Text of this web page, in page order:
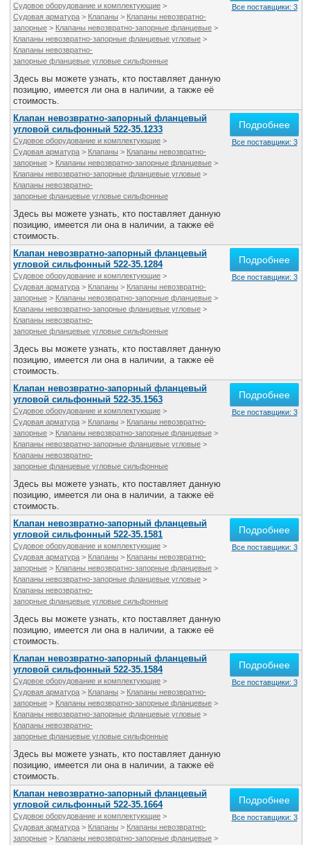
Судовое оборудование и комплектующие >
Судовая арматура > Клапаны > Клапаны невозвратно-
запорные > Клапаны невозвратно-запорные фланцевые >
Клапаны невозвратно-запорные фланцевые угловые >
Клапаны невозвратно-
запорные фланцевые угловые сильфонные
Здесь вы можете узнать, кто поставляет данную
позицию, имеется ли она в наличии, а также её
стоимость.
Все поставщики: 3
Клапан невозвратно-запорный фланцевый
угловой сильфонный 522-35.1233
Судовое оборудование и комплектующие >
Судовая арматура > Клапаны > Клапаны невозвратно-
запорные > Клапаны невозвратно-запорные фланцевые >
Клапаны невозвратно-запорные фланцевые угловые >
Клапаны невозвратно-
запорные фланцевые угловые сильфонные
Здесь вы можете узнать, кто поставляет данную
позицию, имеется ли она в наличии, а также её
стоимость.
Подробнее
Все поставщики: 3
Клапан невозвратно-запорный фланцевый
угловой сильфонный 522-35.1284
Судовое оборудование и комплектующие >
Судовая арматура > Клапаны > Клапаны невозвратно-
запорные > Клапаны невозвратно-запорные фланцевые >
Клапаны невозвратно-запорные фланцевые угловые >
Клапаны невозвратно-
запорные фланцевые угловые сильфонные
Здесь вы можете узнать, кто поставляет данную
позицию, имеется ли она в наличии, а также её
стоимость.
Подробнее
Все поставщики: 3
Клапан невозвратно-запорный фланцевый
угловой сильфонный 522-35.1563
Судовое оборудование и комплектующие >
Судовая арматура > Клапаны > Клапаны невозвратно-
запорные > Клапаны невозвратно-запорные фланцевые >
Клапаны невозвратно-запорные фланцевые угловые >
Клапаны невозвратно-
запорные фланцевые угловые сильфонные
Здесь вы можете узнать, кто поставляет данную
позицию, имеется ли она в наличии, а также её
стоимость.
Подробнее
Все поставщики: 3
Клапан невозвратно-запорный фланцевый
угловой сильфонный 522-35.1581
Судовое оборудование и комплектующие >
Судовая арматура > Клапаны > Клапаны невозвратно-
запорные > Клапаны невозвратно-запорные фланцевые >
Клапаны невозвратно-запорные фланцевые угловые >
Клапаны невозвратно-
запорные фланцевые угловые сильфонные
Здесь вы можете узнать, кто поставляет данную
позицию, имеется ли она в наличии, а также её
стоимость.
Подробнее
Все поставщики: 3
Клапан невозвратно-запорный фланцевый
угловой сильфонный 522-35.1584
Судовое оборудование и комплектующие >
Судовая арматура > Клапаны > Клапаны невозвратно-
запорные > Клапаны невозвратно-запорные фланцевые >
Клапаны невозвратно-запорные фланцевые угловые >
Клапаны невозвратно-
запорные фланцевые угловые сильфонные
Здесь вы можете узнать, кто поставляет данную
позицию, имеется ли она в наличии, а также её
стоимость.
Подробнее
Все поставщики: 3
Клапан невозвратно-запорный фланцевый
угловой сильфонный 522-35.1664
Судовое оборудование и комплектующие >
Судовая арматура > Клапаны > Клапаны невозвратно-
запорные > Клапаны невозвратно-запорные фланцевые >
Подробнее
Все поставщики: 3